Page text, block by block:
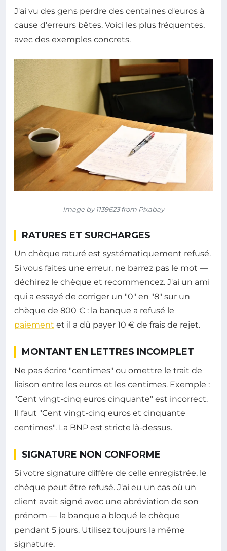
J'ai vu des gens perdre des centaines d'euros à
cause d'erreurs bêtes. Voici les plus fréquentes,
avec des exemples concrets.
Image by 1139623 from Pixabay
RATURES ET SURCHARGES
Un chèque raturé est systématiquement refusé.
Si vous faites une erreur, ne barrez pas le mot —
déchirez le chèque et recommencez. J'ai un ami
qui a essayé de corriger un "0" en "8" sur un
chèque de 800 € : la banque a refusé le
paiement et il a dû payer 10 € de frais de rejet.
MONTANT EN LETTRES INCOMPLET
Ne pas écrire "centimes" ou omettre le trait de
liaison entre les euros et les centimes. Exemple :
"Cent vingt-cinq euros cinquante" est incorrect.
Il faut "Cent vingt-cinq euros et cinquante
centimes". La BNP est stricte là-dessus.
SIGNATURE NON CONFORME
Si votre signature diffère de celle enregistrée, le
chèque peut être refusé. J'ai eu un cas où un
client avait signé avec une abréviation de son
prénom — la banque a bloqué le chèque
pendant 5 jours. Utilisez toujours la même
signature.